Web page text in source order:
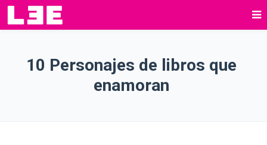
10 Personajes de libros que
enamoran